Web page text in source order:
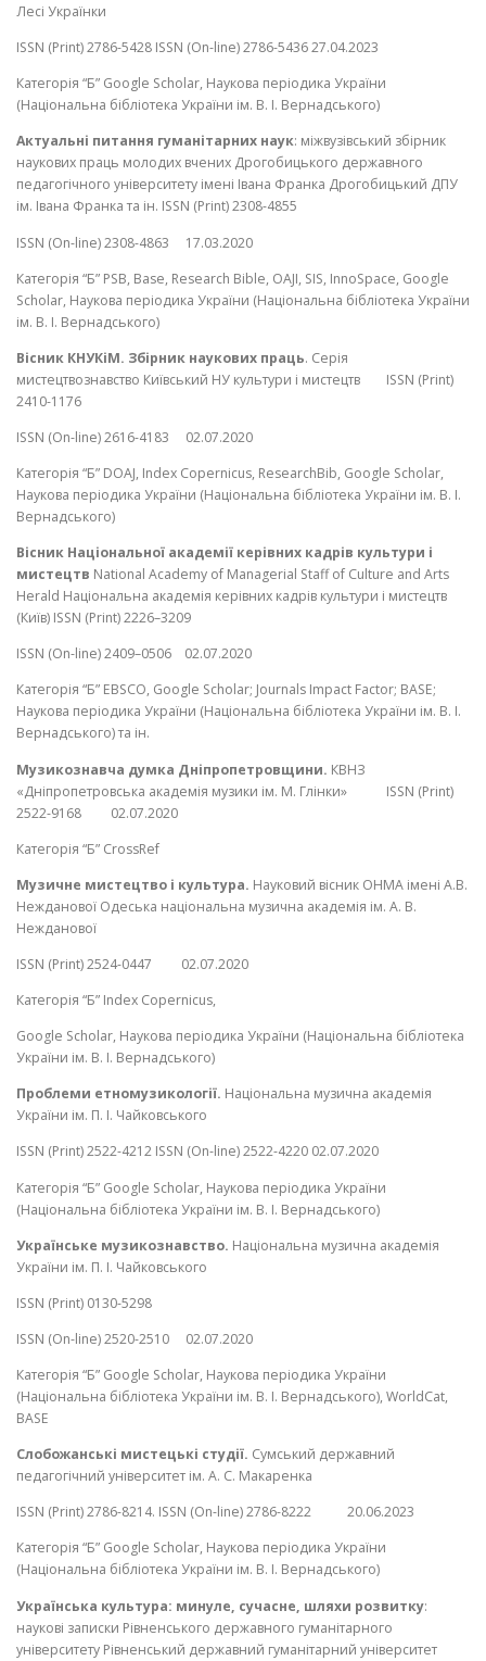
Лесі Українки
ISSN (Print) 2786-5428 ISSN (On-line) 2786-5436 27.04.2023
Категорія “Б” Google Scholar, Наукова періодика України
(Національна бібліотека України ім. В. І. Вернадського)
Актуальні питання гуманітарних наук: міжвузівський збірник
наукових праць молодих вчених Дрогобицького державного
педагогічного університету імені Івана Франка Дрогобицький ДПУ
ім. Івана Франка та ін. ISSN (Print) 2308-4855
ISSN (On-line) 2308-4863 17.03.2020
Категорія “Б” PSB, Base, Research Bible, OAJI, SIS, InnoSpace, Google
Scholar, Наукова періодика України (Національна бібліотека України
ім. В. І. Вернадського)
Вісник КНУКіМ. Збірник наукових праць. Серія
мистецтвознавство Київський НУ культури і мистецтв ISSN (Print)
2410-1176
ISSN (On-line) 2616-4183 02.07.2020
Категорія “Б” DOAJ, Index Copernicus, ResearchBib, Google Scholar,
Наукова періодика України (Національна бібліотека України ім. В. І.
Вернадського)
Вісник Національної академії керівних кадрів культури і
мистецтв National Academy of Managerial Staff of Culture and Arts
Herald Національна академія керівних кадрів культури і мистецтв
(Київ) ISSN (Print) 2226–3209
ISSN (On-line) 2409–0506 02.07.2020
Категорія “Б” EBSCO, Google Scholar; Journals Impact Factor; BASE;
Наукова періодика України (Національна бібліотека України ім. В. І.
Вернадського) та ін.
Музикознавча думка Дніпропетровщини. КВНЗ
«Дніпропетровська академія музики ім. М. Глінки» ISSN (Print)
2522-9168 02.07.2020
Категорія “Б” CrossRef
Музичне мистецтво і культура. Науковий вісник ОНМА імені А.В.
Нежданової Одеська національна музична академія ім. А. В.
Нежданової
ISSN (Print) 2524-0447 02.07.2020
Категорія “Б” Index Copernicus,
Google Scholar, Наукова періодика України (Національна бібліотека
України ім. В. І. Вернадського)
Проблеми етномузикології. Національна музична академія
України ім. П. І. Чайковського
ISSN (Print) 2522-4212 ISSN (On-line) 2522-4220 02.07.2020
Категорія “Б” Google Scholar, Наукова періодика України
(Національна бібліотека України ім. В. І. Вернадського)
Українське музикознавство. Національна музична академія
України ім. П. І. Чайковського
ISSN (Print) 0130-5298
ISSN (On-line) 2520-2510 02.07.2020
Категорія “Б” Google Scholar, Наукова періодика України
(Національна бібліотека України ім. В. І. Вернадського), WorldCat,
BASE
Слобожанські мистецькі студії. Сумський державний
педагогічний університет ім. А. С. Макаренка
ISSN (Print) 2786-8214. ISSN (On-line) 2786-8222 20.06.2023
Категорія “Б” Google Scholar, Наукова періодика України
(Національна бібліотека України ім. В. І. Вернадського)
Українська культура: минуле, сучасне, шляхи розвитку:
наукові записки Рівненського державного гуманітарного
університету Рівненський державний гуманітарний університет